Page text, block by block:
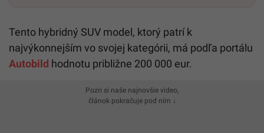
Tento hybridný SUV model, ktorý patrí k
najvýkonnejším vo svojej kategórii, má podľa portálu
Autobild hodnotu približne 200 000 eur.
Pozri si naše najnovšie video,
článok pokračuje pod ním ↓